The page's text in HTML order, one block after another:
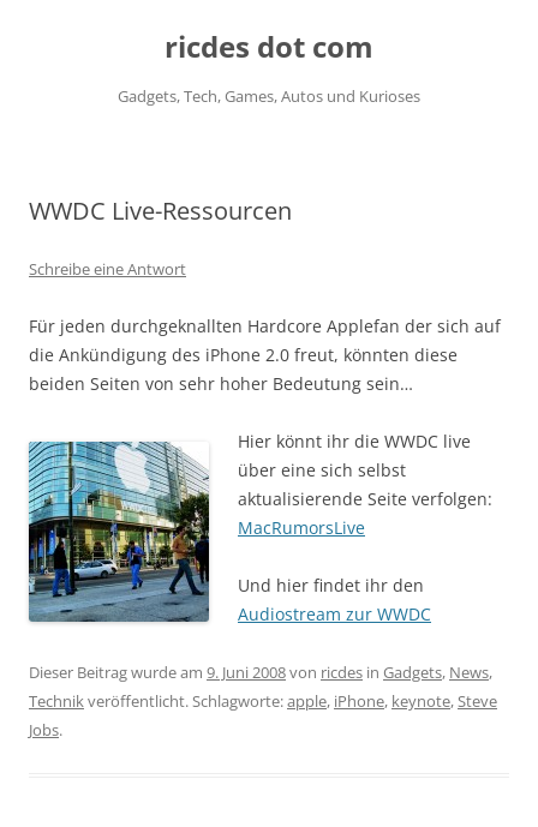
ricdes dot com
Gadgets, Tech, Games, Autos und Kurioses
WWDC Live-Ressourcen
Schreibe eine Antwort
Für jeden durchgeknallten Hardcore Applefan der sich auf
die Ankündigung des iPhone 2.0 freut, könnten diese
beiden Seiten von sehr hoher Bedeutung sein…
Hier könnt ihr die WWDC live
über eine sich selbst
aktualisierende Seite verfolgen:
MacRumorsLive
Und hier findet ihr den
Audiostream zur WWDC
Dieser Beitrag wurde am 9. Juni 2008von ricdes in Gadgets, News,
Technikveröffentlicht. Schlagworte:apple, iPhone, keynote,Steve
Jobs.